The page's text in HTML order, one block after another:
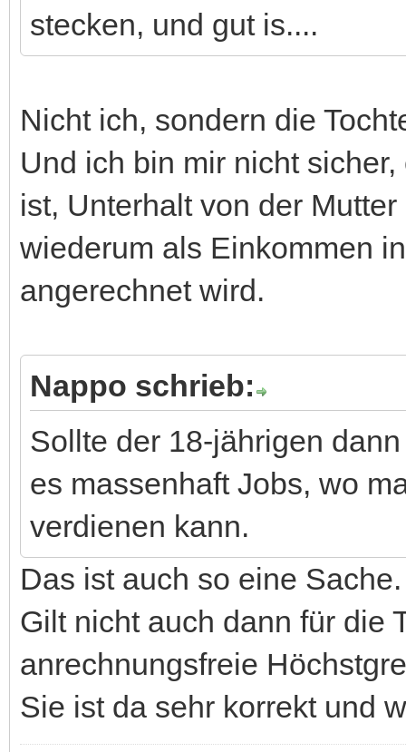
stecken, und gut is....
Nicht ich, sondern die
Und ich bin mir nicht
ist, Unterhalt von der
wiederum als Einkommen
angerechnet wird.
Nappo schrieb:
Sollte der 18-jährigen
es massenhaft Jobs, wo
verdienen kann.
Das ist auch so eine Sache.
Gilt nicht auch dann für die
anrechnungsfreie
Sie ist da sehr korrekt und